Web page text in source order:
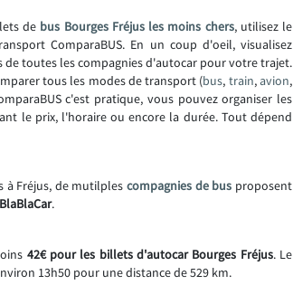
de bus Bourges Fréjus les moins chers, utilisez le
ComparaBUS. En un coup d'oeil, visualisez
de toutes les compagnies d'autocar pour votre trajet.
tous les modes de transport (bus, train,avion,
c'est pratique, vous pouvez organiser les
le prix, l'horaire ou encore la durée. Tout dépend
à Fréjus, de mutilplescompagnies de bus proposent
.
42€ pour les billets d'autocar Bourges Fréjus. Le
13h50 pour une distance de 529 km.